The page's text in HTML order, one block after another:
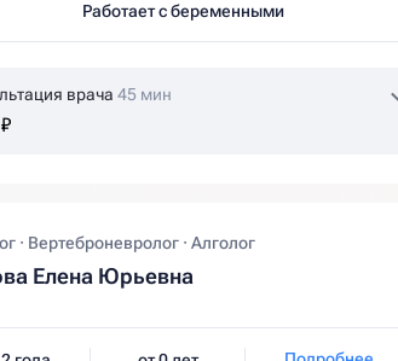
Работает с беременными
врача 45 мин
· Вертеброневролог · Алголог
Елена Юрьевна